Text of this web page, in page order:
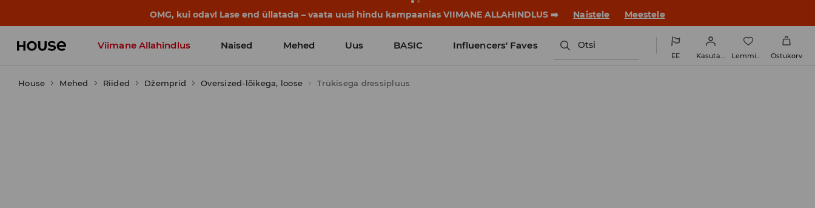
BACK TO SCHOOL📒Parimad lood algavad juba enne esimest koolikella. Alusta uut kooliaastat uue stiiliga! Naistele Meestele
Viimane Allahindlus Naised Mehed Uus BASIC Influencers' Faves Otsi
EE Kasutaja Lemmikud Ostukorv
House Mehed Riided Džemprid Oversized-lõikega, loose Trükisega dressipluus